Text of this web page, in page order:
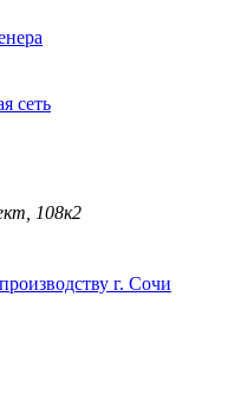
сеть
108к2
г. Сочи